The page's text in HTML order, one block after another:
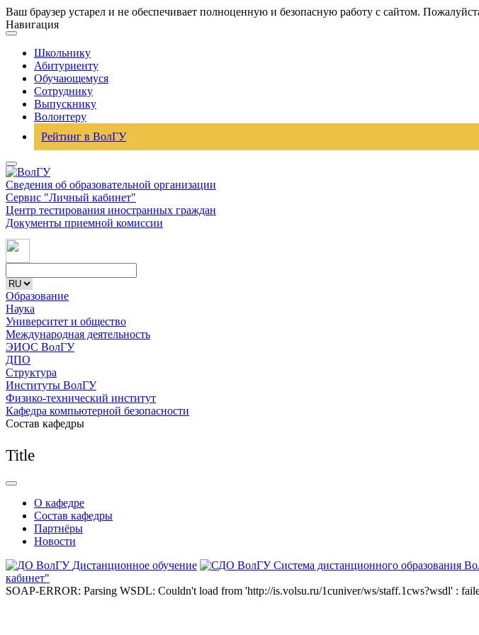
Ваш браузер устарел и не обеспечивает полноценную и безопасную работу с сайтом.
Навигация
Школьнику
Абитуриенту
Обучающемуся
Сотруднику
Выпускнику
Волонтеру
Рейтинг в ВолГУ
Сведения об образовательной организации
Сервис "Личный кабинет"
Центр тестирования иностранных граждан
Документы приемной комиссии
Образование
Наука
Университет и общество
Международная деятельность
ЭИОС ВолГУ
ДПО
Структура
Институты ВолГУ
Физико-технический институт
Кафедра компьютерной безопасности
Состав кафедры
Title
О кафедре
Состав кафедры
Партнёры
Новости
Дистанционное обучение
Система дистанционного образования
кабинет"
SOAP-ERROR: Parsing WSDL: Couldn't load from 'http://is.volsu.ru/1cuniver/ws/staff.1cws?wsdl' :